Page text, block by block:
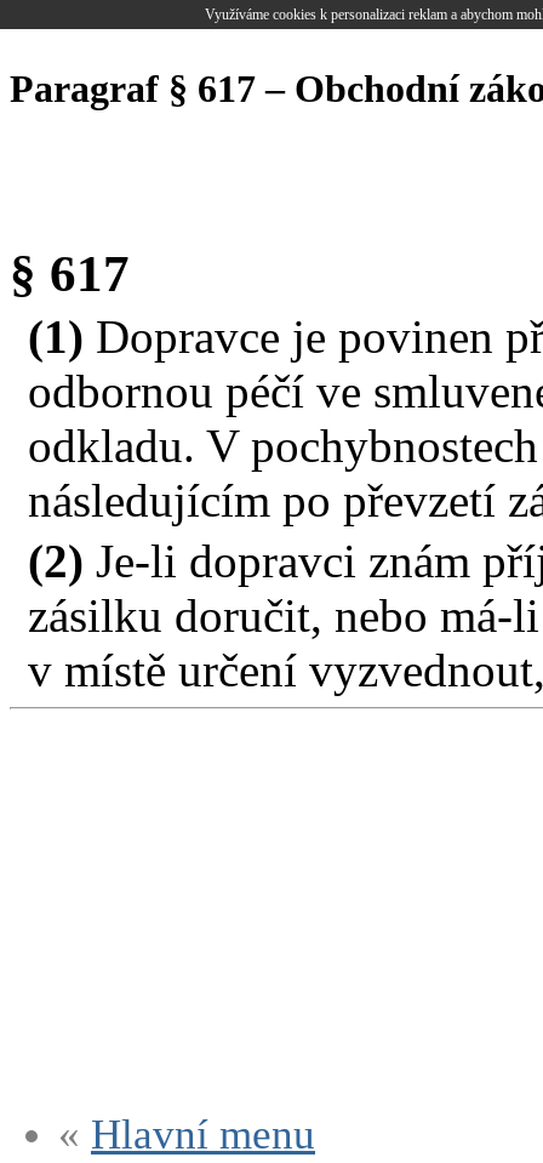
Využíváme cookies k personalizaci reklam a abychom
Paragraf § 617 – Obchodní
§ 617
(1) Dopravce je povinen
odbornou péčí ve
odkladu. V
následujícím po převzetí
(2) Je-li dopravci znám
zásilku doručit, nebo má-
v místě určení
« Hlavní menu